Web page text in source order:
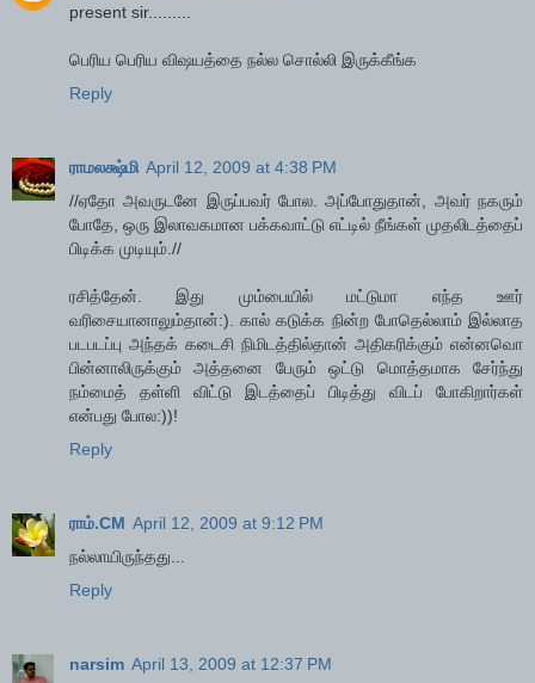
present sir.........
பெரிய பெரிய விஷயத்தை நல்ல சொல்லி இருக்கீங்க
Reply
ராமலக்ஷ்மி April 12, 2009 at 4:38 PM
//ஏதோ அவருடனே இருப்பவர் போல. அப்போதுதான், அவர் நகரும்
போதே, ஒரு இலாவகமான பக்கவாட்டு எட்டில் நீங்கள் முதலிடத்தைப்
பிடிக்க முடியும்.//
ரசித்தேன். இது மும்பையில் மட்டுமா எந்த ஊர்
வரிசையானாலும்தான்:). கால் கடுக்க நின்ற போதெல்லாம் இல்லாத
படபடப்பு அந்தக் கடைசி நிமிடத்தில்தான் அதிகரிக்கும் என்னவொ
பின்னாலிருக்கும் அத்தனை பேரும் ஒட்டு மொத்தமாக சேர்ந்து
நம்மைத் தள்ளி விட்டு இடத்தைப் பிடித்து விடப் போகிறார்கள்
என்பது போல:))!
Reply
ராம்.CM April 12, 2009 at 9:12 PM
நல்லாயிருந்தது...
Reply
narsim April 13, 2009 at 12:37 PM